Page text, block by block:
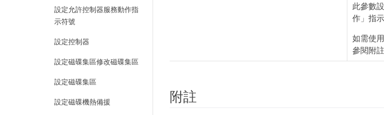
設定允許控制器服務動作指
示符號
設定控制器
設定磁碟集區修改磁碟集區
設定磁碟集區
設定磁碟機熱備援
此參數
作」指
如需使
參閱附註
附註